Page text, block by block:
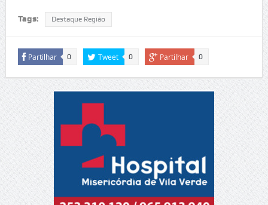
Tags: Destaque Região
Partilhar 0 Tweet 0 Partilhar 0